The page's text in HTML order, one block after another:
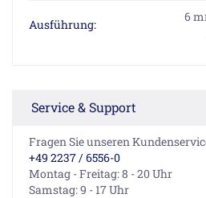
Ausführung:
6
Service & Support
Fragen Sie unseren
+49 2237 / 6556-0
Montag - Freitag: 8 - 20 Uhr
Samstag: 9 - 17 Uhr